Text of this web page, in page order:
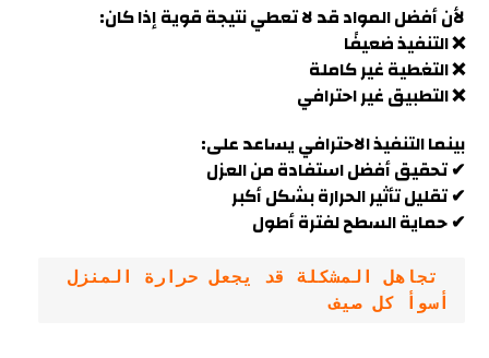
لأن أفضل المواد قد لا تعطي نتيجة قوية إذا كان:
❌ التنفيذ ضعيفًا
❌ التغطية غير كاملة
❌ التطبيق غير احترافي
بينما التنفيذ الاحترافي يساعد على:
✔ تحقيق أفضل استفادة من العزل
✔ تقليل تأثير الحرارة بشكل أكبر
✔ حماية السطح لفترة أطول
أسوأ كل صيف